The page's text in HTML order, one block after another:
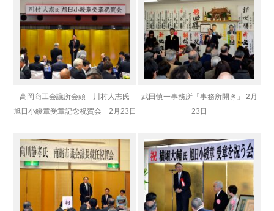
キ
ッ
プ
高岡商工会議所会頭 川村人志氏
旭日小綬章受章記念祝賀会 2月23日
武田慎一事務所「事務所開き」 2月
23日